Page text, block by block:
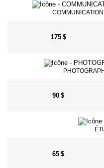
175 $
90 $
65 $